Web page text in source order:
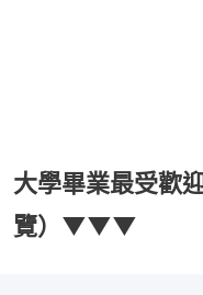
大學畢業最受歡
覽）▼▼▼